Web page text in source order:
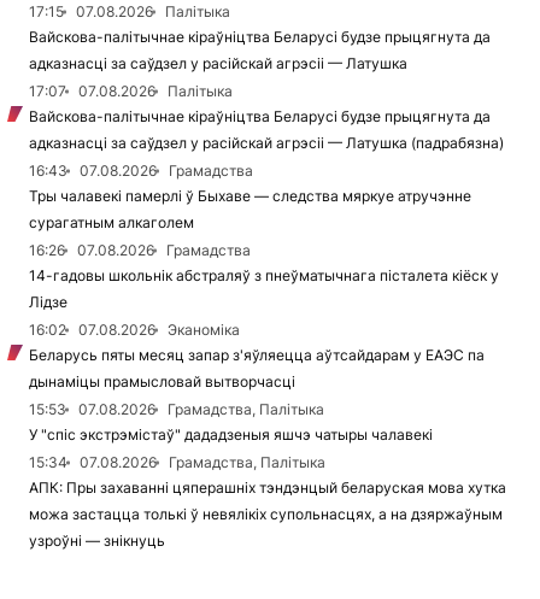
17:15
07.08.2026
Палітыка
Вайскова-палітычнае кіраўніцтва Беларусі будзе прыцягнута да
адказнасці за саўдзел у расійскай агрэсіі — Латушка
17:07
07.08.2026
Палітыка
Вайскова-палітычнае кіраўніцтва Беларусі будзе прыцягнута да
адказнасці за саўдзел у расійскай агрэсіі — Латушка (падрабязна)
16:43
07.08.2026
Грамадства
Тры чалавекі памерлі ў Быхаве — следства мяркуе атручэнне
сурагатным алкаголем
16:26
07.08.2026
Грамадства
14-гадовы школьнік абстраляў з пнеўматычнага пісталета кіёск у
Лідзе
16:02
07.08.2026
Эканоміка
Беларусь пяты месяц запар з'яўляецца аўтсайдарам у ЕАЭС па
дынаміцы прамысловай вытворчасці
15:53
07.08.2026
Грамадства, Палітыка
У "спіс экстрэмістаў" дададзеныя яшчэ чатыры чалавекі
15:34
07.08.2026
Грамадства, Палітыка
АПК: Пры захаванні цяперашніх тэндэнцый беларуская мова хутка
можа застацца толькі ў невялікіх супольнасцях, а на дзяржаўным
узроўні — знікнуць